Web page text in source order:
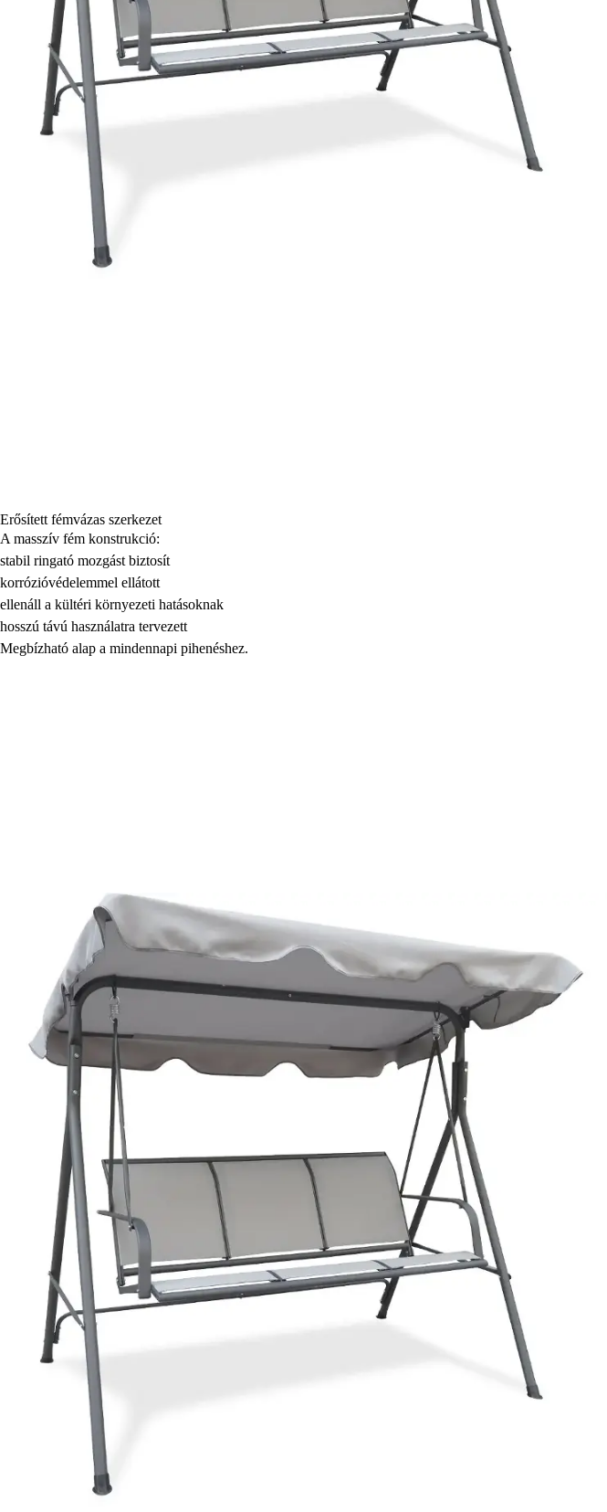
Erősített fémvázas szerkezet
A masszív fém konstrukció:
stabil ringató mozgást biztosít
korrózióvédelemmel ellátott
ellenáll a kültéri környezeti hatásoknak
hosszú távú használatra tervezett
Megbízható alap a mindennapi pihenéshez.